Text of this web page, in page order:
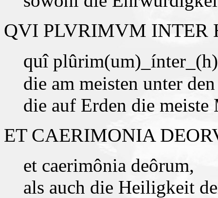
QVI PLVRIMVM INTER
quî
die am meisten unter
die auf Erden die meiste
ET CAERIMONIA
et caerimônia deôrum,
als auch die Heiligkeit